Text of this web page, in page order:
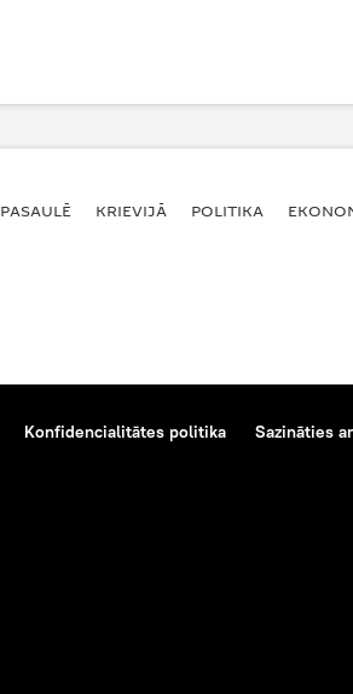
PASAULĒ KRIEVIJĀ POLITIKA
Konfidencialitātes politika Sazināties